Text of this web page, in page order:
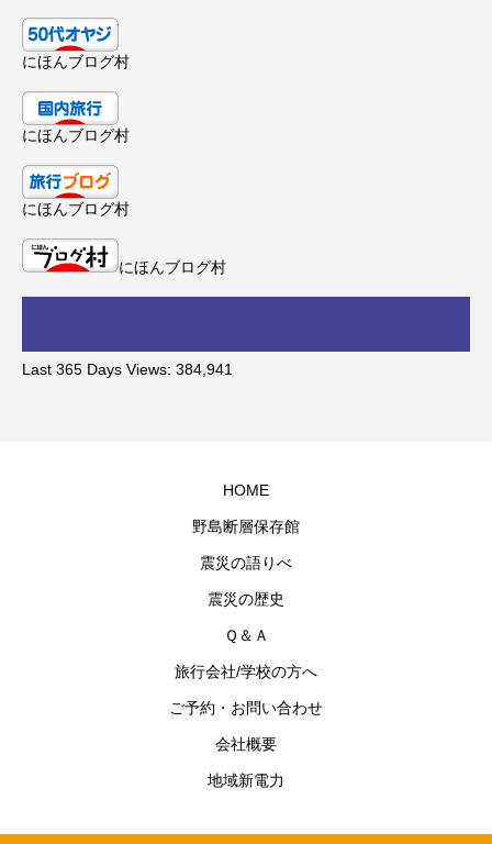
にほんブログ村
にほんブログ村
にほんブログ村
にほんブログ村
Last 365 Days Views: 384,941
HOME
野島断層保存館
震災の語りべ
震災の歴史
Ｑ＆Ａ
旅行会社/学校の方へ
ご予約・お問い合わせ
会社概要
地域新電力